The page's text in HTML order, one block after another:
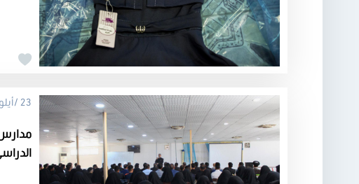
23 /أيلول /2019 05:25 م